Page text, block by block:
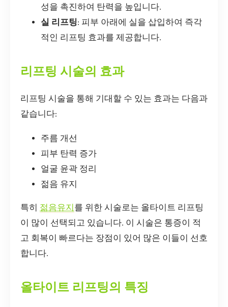
성을 촉진하여 탄력을 높입니다.
실 리프팅: 피부 아래에 실을 삽입하여 즉각
적인 리프팅 효과를 제공합니다.
리프팅 시술의 효과
리프팅 시술을 통해 기대할 수 있는 효과는 다음과
같습니다:
주름 개선
피부 탄력 증가
얼굴 윤곽 정리
젊음 유지
특히 젊음유지 를 위한 시술로는 올타이트 리프팅
이 많이 선택되고 있습니다. 이 시술은 통증이 적
고 회복이 빠르다는 장점이 있어 많은 이들이 선호
합니다.
올타이트 리프팅의 특징